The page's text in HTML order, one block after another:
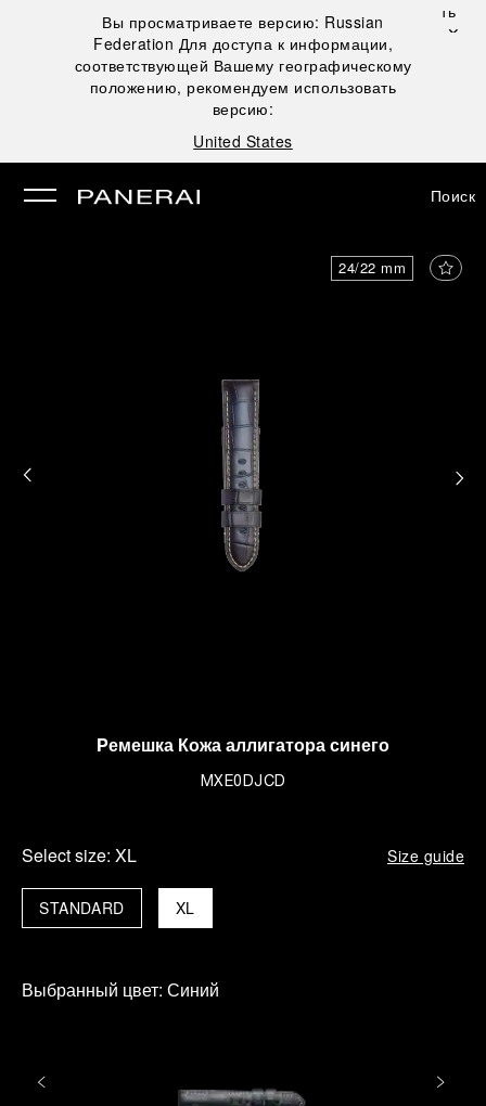
Вы просматриваете версию: Russian
Federation Для доступа к информации,
соответствующей Вашему географическому
положению, рекомендуем использовать
версию:
United States
Закрыть
✕
Поиск
24/22 mm
Pемешка Кожа аллигатора синего
MXE0DJCD
Select size: XL Size guide
XL
STANDARD
Выбранный цвет: Синий